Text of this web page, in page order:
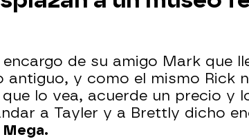
de su amigo Mark que
antiguo, y como el mismo Rick
lo vea, acuerde un precio y
a Tayler y a Brettly dicho
Mega.